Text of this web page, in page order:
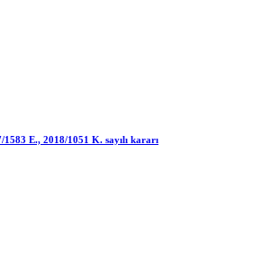
E., 2018/1051 K. sayılı kararı